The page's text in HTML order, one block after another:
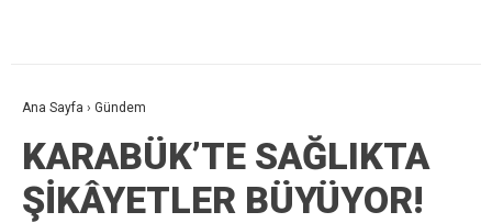
Ana Sayfa › Gündem
KARABÜK’TE SAĞLIKTA
ŞİKÂYETLER BÜYÜYOR!